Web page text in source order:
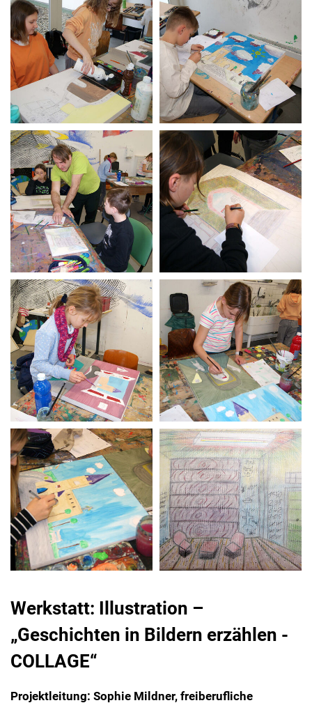
Werkstatt: Illustration –
„Geschichten in Bildern erzählen -
COLLAGE“
Projektleitung: Sophie Mildner, freiberufliche